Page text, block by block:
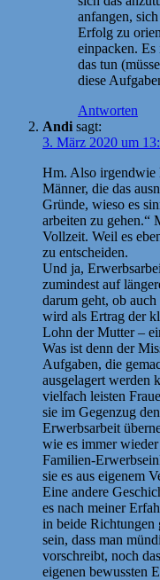
anfangen,
Erfolg zu
einpacken. Es
das tun
diese
Antworten
Andi sagt:
3. März 2020 um
Hm. Also irgendwie
Männer, die das
Gründe, wieso es
arbeiten zu gehen.“
Vollzeit. Weil es
zu entscheiden.
Und ja,
zumindest auf
darum geht, ob
wird als Ertrag der
Lohn der Mutter –
Was ist denn der
Aufgaben, die
ausgelagert werden
vielfach leisten
sie im Gegenzug
Erwerbsarbeit
wie es immer
Familien-
sie es aus eigenem
Eine andere
es nach meiner
in beide Richtungen
sein, dass man
vorschreibt, noch
eigenen bewussten